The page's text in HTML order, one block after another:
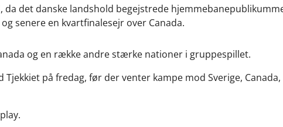
da det danske landshold begejstrede
senere en kvartfinalesejr over Canada.
og en række andre stærke nationer i gruppespillet.
på fredag, før der venter kampe mod Sverige, Canada,